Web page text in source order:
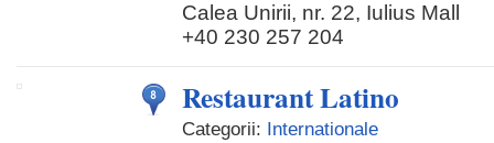
Calea Unirii, nr. 22, Iulius Mall
+40 230 257 204
Restaurant Latino
Categorii: Internationale